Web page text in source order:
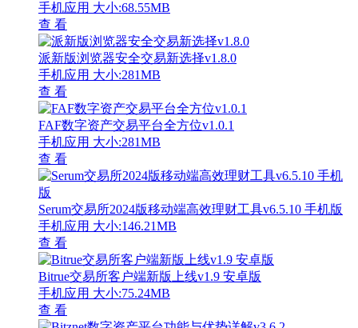
手机应用 大小:68.55MB
查 看
派新版浏览器安全交易新选择v1.8.0
手机应用 大小:281MB
查 看
FAF数字资产交易平台全方位v1.0.1
手机应用 大小:281MB
查 看
Serum交易所2024版移动端高效理财工具v6.5.10 手机版
手机应用 大小:146.21MB
查 看
Bitrue交易所客户端新版上线v1.9 安卓版
手机应用 大小:75.24MB
查 看